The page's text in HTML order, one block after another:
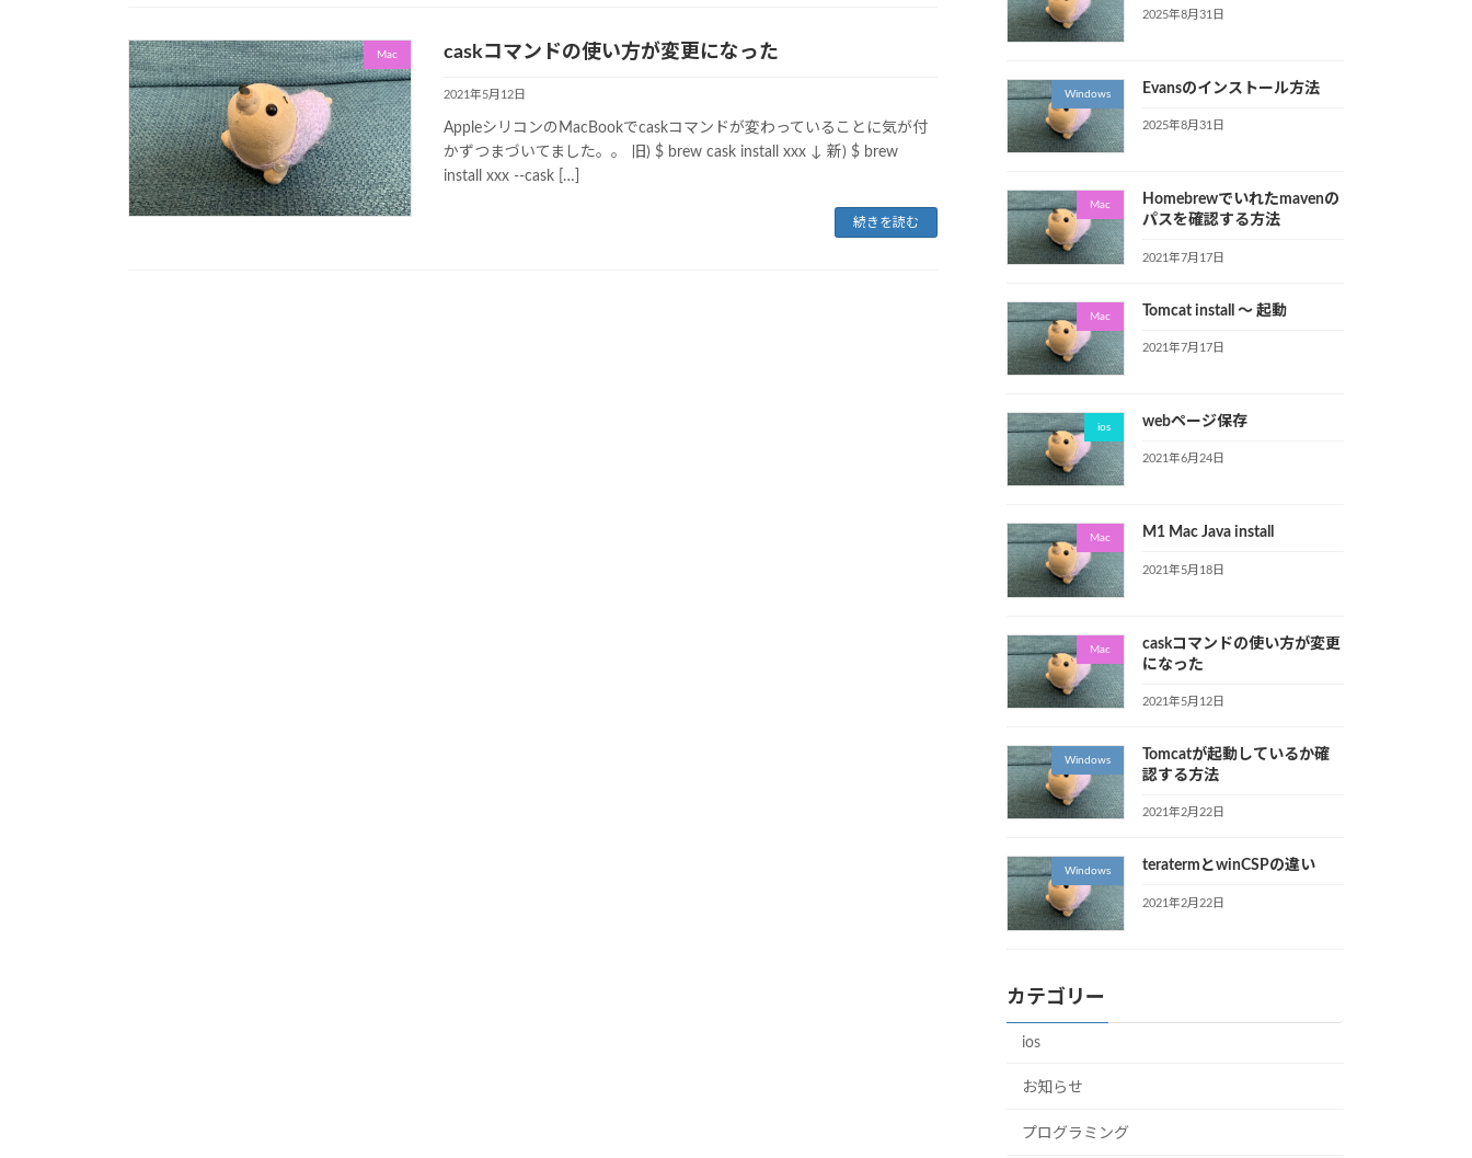
Mac caskコマンドの使い方が変更になった
2021年5月12日
AppleシリコンのMacBookでcaskコマンドが変わっていることに気が付
かずつまづいてました。。 旧) $ brew cask install xxx ↓ 新) $ brew
install xxx --cask […]
続きを読む
2025年8月31日
Windows Evansのインストール方法
2025年8月31日
Mac
Homebrewでいれたmavenの
パスを確認する方法
2021年7月17日
Mac Tomcat install 〜 起動
2021年7月17日
ios webページ保存
2021年6月24日
Mac M1 Mac Java install
2021年5月18日
Mac
caskコマンドの使い方が変更
になった
2021年5月12日
Windows
Tomcatが起動しているか確
認する方法
2021年2月22日
Windows teratermとwinCSPの違い
2021年2月22日
カテゴリー
ios
お知らせ
プログラミング